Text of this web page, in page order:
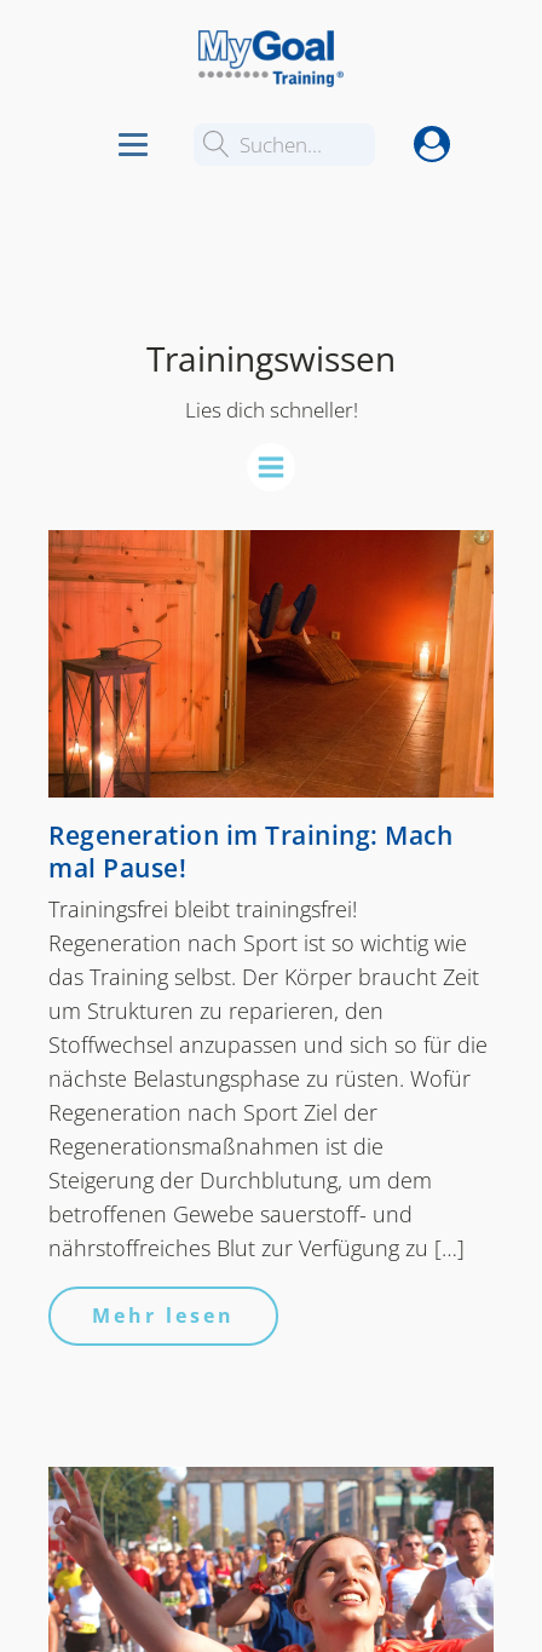
Suchen...
Trainingswissen
Lies dich schneller!
Regeneration im Training: Mach
mal Pause!
Trainingsfrei bleibt trainingsfrei!
Regeneration nach Sport ist so wichtig wie
das Training selbst. Der Körper braucht Zeit
um Strukturen zu reparieren, den
Stoffwechsel anzupassen und sich so für die
nächste Belastungsphase zu rüsten. Wofür
Regeneration nach Sport Ziel der
Regenerationsmaßnahmen ist die
Steigerung der Durchblutung, um dem
betroffenen Gewebe sauerstoff- und
nährstoffreiches Blut zur Verfügung zu […]
Mehr lesen